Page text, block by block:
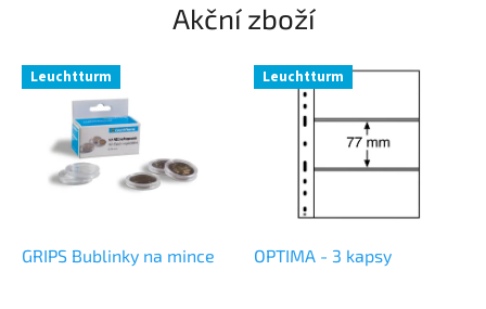
Akční zboží
Leuchtturm
GRIPS Bublinky na mince
Leuchtturm
OPTIMA - 3 kapsy